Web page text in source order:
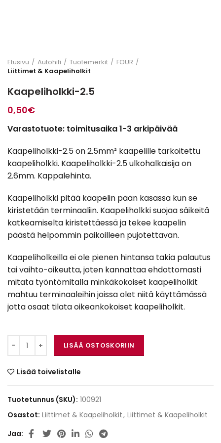
Etusivu Autohifi Tuotemerkit
FOUR
Liittimet & Kaapeliholkit
Kaapeliholkki-2.5
0,50€
Varastotuote: toimitusaika 1-3 arkipäivää
Kaapeliholkki-2.5 on 2.5mm² kaapelille tarkoitettu
kaapeliholkki. Kaapeliholkki-2.5 ulkohalkaisija on
2.6mm. Kappalehinta.
Kaapeliholkki pitää kaapelin pään kasassa kun se
kiristetään terminaaliin. Kaapeliholkki suojaa säikeitä
katkeamiselta kiristettäessä ja tekee kaapelin
päästä helpommin paikoilleen pujotettavan.
Kaapeliholkeilla ei ole pienen hintansa takia palautus
tai vaihto-oikeutta, joten kannattaa ehdottomasti
mitata työntömitalla minkäkokoiset kaapeliholkit
mahtuu terminaaleihin joissa olet niitä käyttämässä
jotta osaat tilata oikeankokoiset kaapeliholkit.
Kaapeliholkki-2.5 määrä
LISÄÄ OSTOSKORIIN
Lisää toivelistalle
Tuotetunnus (SKU): 100921
Osastot: Liittimet & Kaapeliholkit, Liittimet & Kaapeliholkit
Jaa